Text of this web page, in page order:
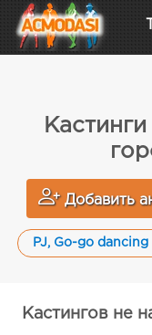
Добавить
PJ, Go-go dancing
Кастингов не